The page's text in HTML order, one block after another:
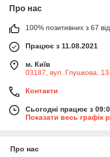
Про нас
100% позитивних з 67
Працює з 11.08.2021
м. Київ
03187, вул. Глушкова,
Контакти
Сьогодні працює з
Показати весь графік
Про нас